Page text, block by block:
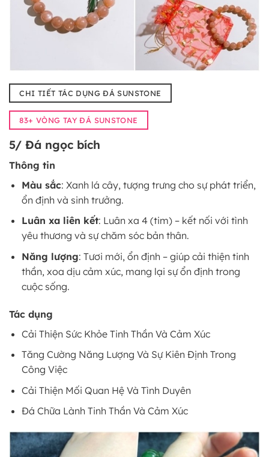
CHI TIẾT TÁC DỤNG ĐÁ SUNSTONE
83+ VÒNG TAY ĐÁ SUNSTONE
5/ Đá ngọc bích
Thông tin
Màu sắc: Xanh lá cây, tượng trưng cho sự phát triển,
ổn định và sinh trưởng.
Luân xa liên kết: Luân xa 4 (tim) – kết nối với tình
yêu thương và sự chăm sóc bản thân.
Năng lượng: Tươi mới, ổn định – giúp cải thiện tinh
thần, xoa dịu cảm xúc, mang lại sự ổn định trong
cuộc sống.
Tác dụng
Cải Thiện Sức Khỏe Tinh Thần Và Cảm Xúc
Tăng Cường Năng Lượng Và Sự Kiên Định Trong
Công Việc
Cải Thiện Mối Quan Hệ Và Tình Duyên
Đá Chữa Lành Tinh Thần Và Cảm Xúc